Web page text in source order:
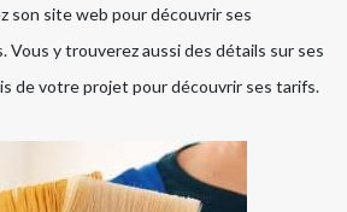
son site web pour découvrir ses
Vous y trouverez aussi des détails sur ses
de votre projet pour découvrir ses tarifs.